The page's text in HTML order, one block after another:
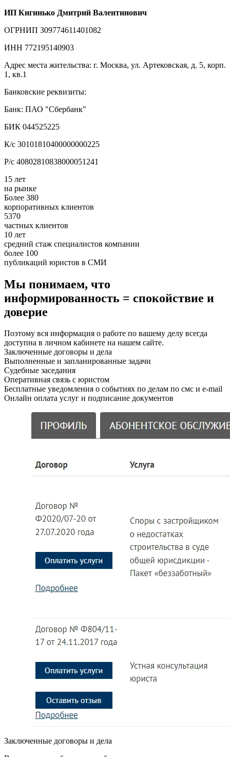
ИП Кигинько Дмитрий Валентинович
ОГРНИП 309774611401082
ИНН 772195140903
Адрес места жительства: г. Москва, ул. Артековская, д. 5, корп.
1, кв.1
Банковские реквизиты:
Банк: ПАО "Сбербанк"
БИК 044525225
К/с 30101810400000000225
Р/с 40802810838000051241
15 лет
на рынке
Более 380
корпоративных клиентов
5370
частных клиентов
10 лет
средний стаж специалистов компании
более 100
публикаций юристов в СМИ
Мы понимаем, что
информированность = спокойствие и
доверие
Поэтому вся информация о работе по вашему делу всегда
доступна в личном кабинете на нашем сайте.
Заключенные договоры и дела
Выполненные и запланированные задачи
Судебные заседания
Оперативная связь с юристом
Бесплатные уведомления о событиях по делам по смс и e-mail
Онлайн оплата услуг и подписание документов
Заключенные договоры и дела